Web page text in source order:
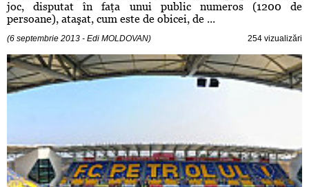
joc, disputat în faţa unui public numeros (1200 de
persoane), ataşat, cum este de obicei, de ...
(6 septembrie 2013 - Edi MOLDOVAN) 254 vizualizări